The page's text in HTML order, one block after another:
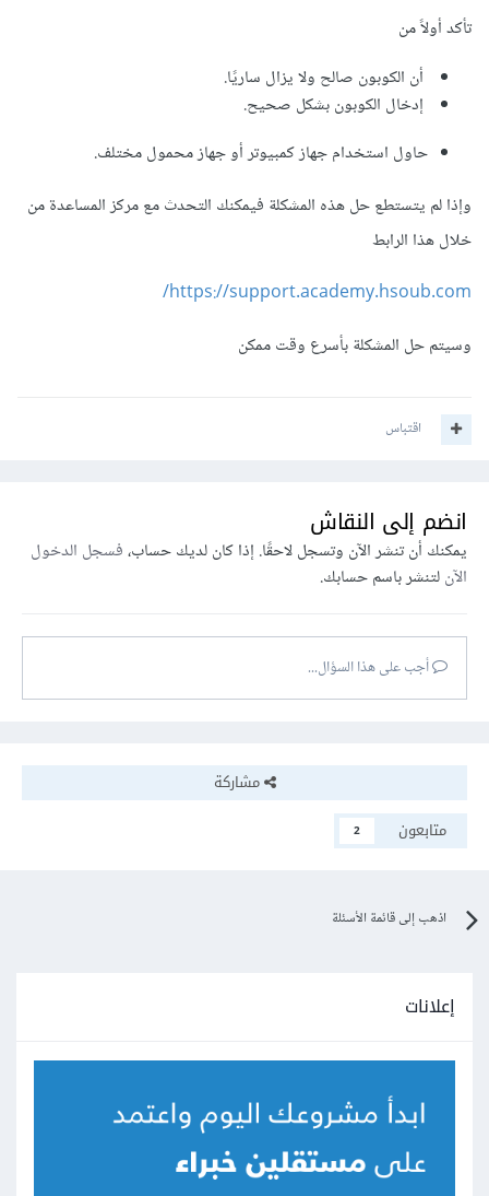
تأكد أولاً من
أن الكوبون صالح ولا يزال ساريًا.
إدخال الكوبون بشكل صحيح.
حاول استخدام جهاز كمبيوتر أو جهاز محمول مختلف.
وإذا لم يتستطع حل هذه المشكلة فيمكنك التحدث مع مركز المساعدة من
خلال هذا الرابط
https://support.academy.hsoub.com/
وسيتم حل المشكلة بأسرع وقت ممكن
اقتباس
انضم إلى النقاش
يمكنك أن تنشر الآن وتسجل لاحقًا. إذا كان لديك حساب،فسجل الدخول
الآنلتنشر باسم حسابك.
أجب على هذا السؤال...
مشاركة
متابعون
2
اذهب إلى قائمة الأسئلة
إعلانات